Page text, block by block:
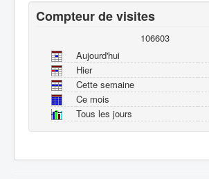
Compteur de visites
106603
Aujourd'hui
Hier
Cette semaine
Ce mois
Tous les jours